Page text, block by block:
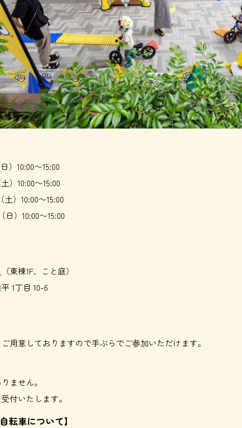
）10:00〜15:00
）10:00〜15:00
土）10:00〜15:00
日）10:00〜15:00
（東棟1F、こと庭）
1丁目 10-6
用意しておりますので手ぶらでご参加いただけます。
ません。
付いたします。
転車について】